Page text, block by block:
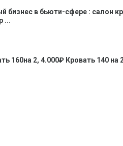
бизнес в бьюти-сфере : салон
...
160на 2, 4.000₽ Кровать 140 на